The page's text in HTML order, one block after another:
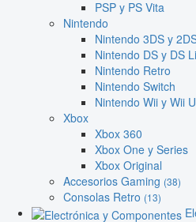
PSP y PS Vita
Nintendo
Nintendo 3DS y
Nintendo DS y DS
Nintendo Retro
Nintendo Switch
Nintendo Wii y Wii U
Xbox
Xbox 360
Xbox One y Series
Xbox Original
Accesorios Gaming (38)
Consolas Retro (13)